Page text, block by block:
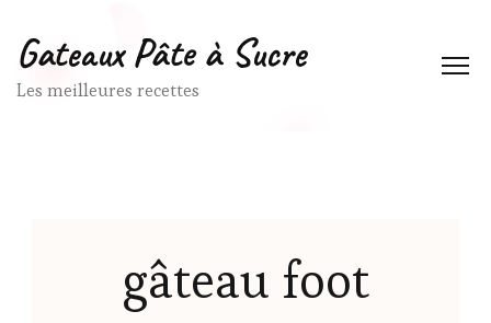
Gateaux Pâte à Sucre
Les meilleures recettes
gâteau foot